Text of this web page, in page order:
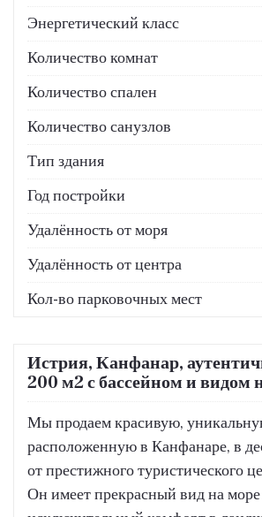
Энергетический класс
Количество комнат
Количество спален
Количество санузлов
Тип здания
Год постройки
Удалённость от моря
Удалённость от центра
Кол-во парковочных мест
Истрия, Канфанар,
200 м2 с бассейном и видом
Мы продаем красивую,
расположенную в Канфанаре, в
от престижного туристического
Он имеет прекрасный вид на море